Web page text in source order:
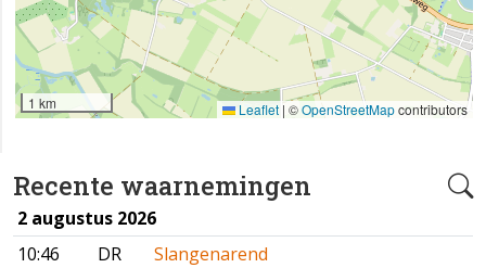
Recente waarnemingen
2 augustus 2026
10:46
DR
Slangenarend
1 km Leaflet | ©OpenStreetMapcontributors